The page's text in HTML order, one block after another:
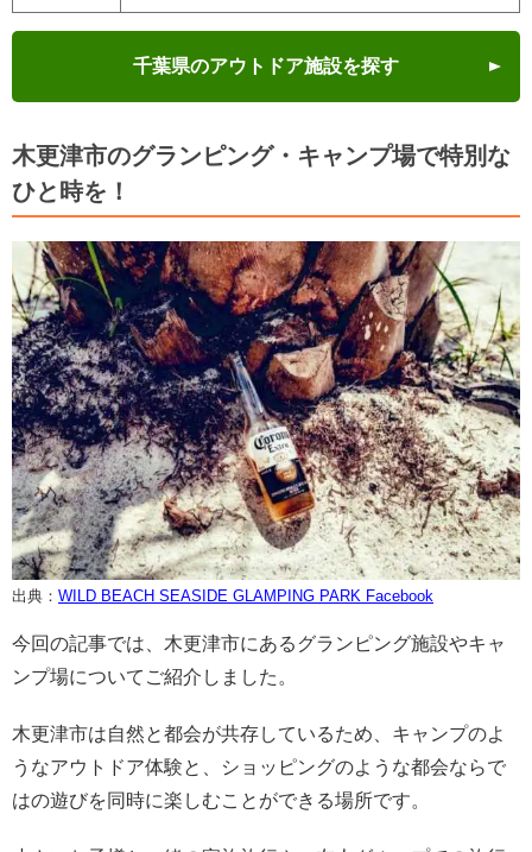
千葉県のアウトドア施設を探す
木更津市のグランピング・キャンプ場で特別な
ひと時を！
出典： WILD BEACH SEASIDE GLAMPING PARK Facebook
今回の記事では、木更津市にあるグランピング施設やキャ
ンプ場についてご紹介しました。
木更津市は自然と都会が共存しているため、キャンプのよ
うなアウトドア体験と、ショッピングのような都会ならで
はの遊びを同時に楽しむことができる場所です。